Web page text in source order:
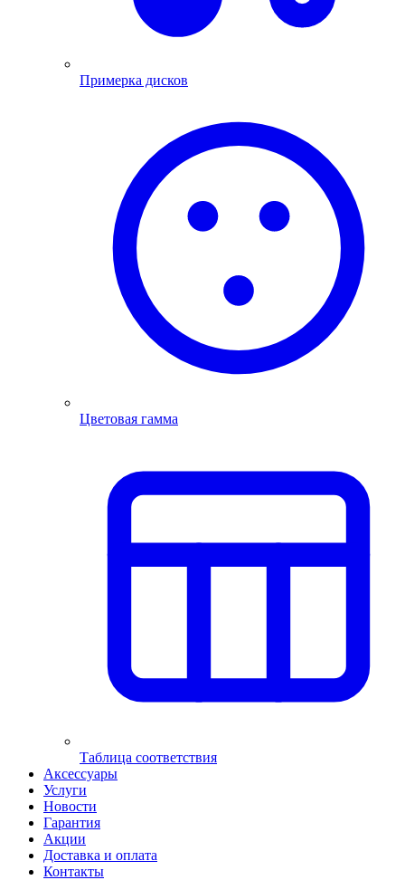
Примерка дисков
Цветовая гамма
Таблица соответствия
Аксессуары
Услуги
Новости
Гарантия
Акции
Доставка и оплата
Контакты